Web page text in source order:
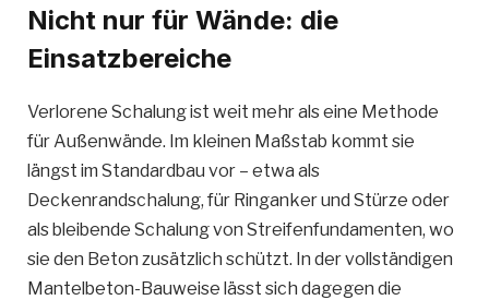
Nicht nur für Wände: die
Einsatzbereiche
Verlorene Schalung ist weit mehr als eine Methode
für Außenwände. Im kleinen Maßstab kommt sie
längst im Standardbau vor – etwa als
Deckenrandschalung, für Ringanker und Stürze oder
als bleibende Schalung von Streifenfundamenten, wo
sie den Beton zusätzlich schützt. In der vollständigen
Mantelbeton-Bauweise lässt sich dagegen die